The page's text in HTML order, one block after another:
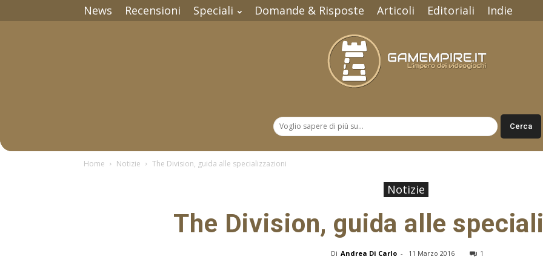
News Recensioni Speciali Domande & Risposte Articoli Editoriali Indie
Home Notizie The Division, guida alle specializzazioni
Notizie
The Division, guida alle
Di Andrea Di Carlo - 11 Marzo 2016 1